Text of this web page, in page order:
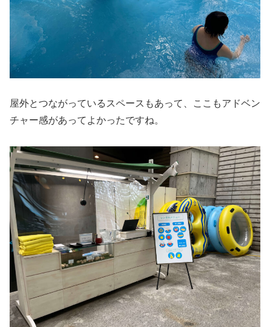
屋外とつながっているスペースもあって、ここもアドベン
チャー感があってよかったですね。